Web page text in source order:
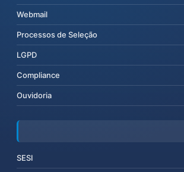
Webmail
Processos de Seleção
LGPD
Compliance
Ouvidoria
SESI